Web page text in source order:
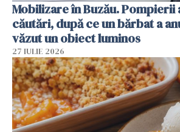
Mobilizare în Buzău. Pompierii
căutări, după ce un bărbat a
văzut un obiect luminos
27 IULIE 2026